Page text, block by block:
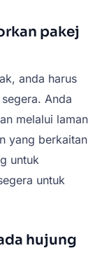
pakej
anda harus
Anda
melalui laman
yang berkaitan
untuk
untuk
hujung